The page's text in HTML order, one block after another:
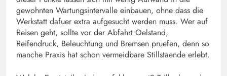
gewohnten Wartungsintervalle einbauen, ohne dass die
Werkstatt dafuer extra aufgesucht werden muss. Wer auf
Reisen geht, sollte vor der Abfahrt Oelstand,
Reifendruck, Beleuchtung und Bremsen pruefen, denn so
manche Praxis hat schon vermeidbare Stillstaende erlebt.